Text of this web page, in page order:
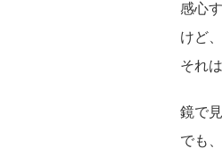
感心
けど
それは
鏡で
でも、